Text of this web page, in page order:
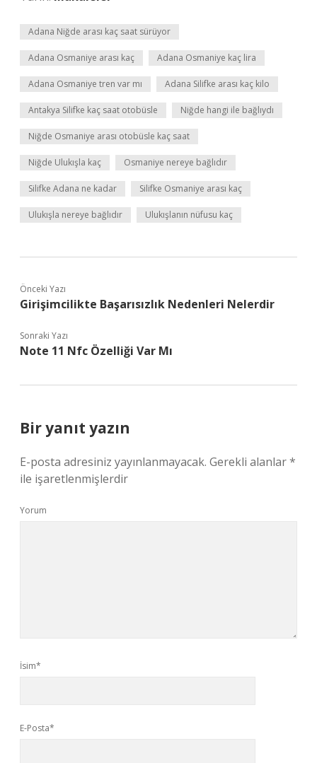
Adana Niğde arası kaç saat sürüyor
Adana Osmaniye arası kaç Adana Osmaniye kaç lira
Adana Osmaniye tren var mı Adana Silifke arası kaç kilo
Antakya Silifke kaç saat otobüsle Niğde hangi ile bağlıydı
Niğde Osmaniye arası otobüsle kaç saat
Niğde Ulukışla kaç Osmaniye nereye bağlıdır
Silifke Adana ne kadar Silifke Osmaniye arası kaç
Ulukışla nereye bağlıdır Ulukışlanın nüfusu kaç
Önceki Yazı
Girişimcilikte Başarısızlık Nedenleri Nelerdir
Sonraki Yazı
Note 11 Nfc Özelliği Var Mı
Bir yanıt yazın
E-posta adresiniz yayınlanmayacak. Gerekli alanlar*
ile işaretlenmişlerdir
Yorum
İsim*
E-Posta*